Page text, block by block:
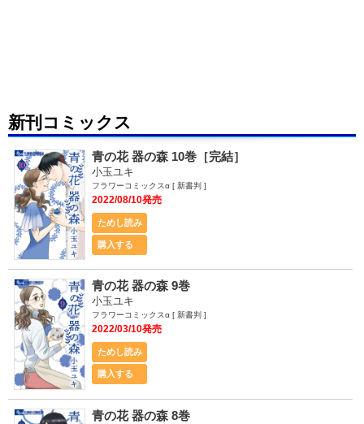
新刊コミックス
2022/08/10発売
小玉ユキ
青の花 器の森 10巻［完結］
フラワーコミックスα [ 新書判 ]
ためし読み
購入する
2022/03/10発売
小玉ユキ
青の花 器の森 9巻
フラワーコミックスα [ 新書判 ]
ためし読み
購入する
青の花 器の森 8巻